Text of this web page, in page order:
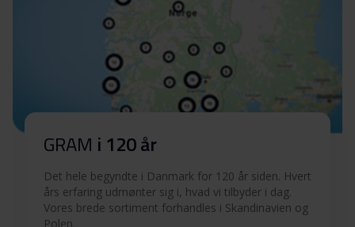
GRAM i 120 år
Det hele begyndte i Danmark for 120 år siden. Hvert
års erfaring udmønter sig i, hvad vi tilbyder i dag.
Vores brede sortiment forhandles i Skandinavien og
Polen.